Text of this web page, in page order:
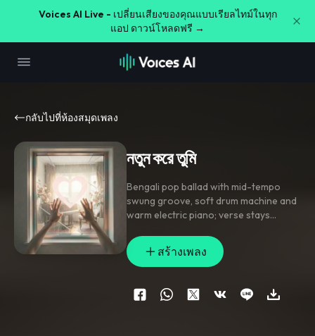
Voices AI Live - เปลี่ยนเสียงของคุณแบบเรียลไทม์ในทุก
แอป ดาวน์โหลดฟรี →
กลับไปที่ห้องสมุดเพลง
নতুন করে তুমি
Bengali pop ballad with mid-tempo
swung groove, soft drum machine and
warm electric piano; verse stays
snaps
pre-chorus lifts with string
swells and open harmony
lands on stacked vocals with a
chantable hook and short delay
throws on the last word. Add breathy
สร้างเพลง